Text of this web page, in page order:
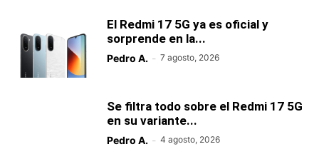
El Redmi 17 5G ya es oficial y
sorprende en la...
Pedro A. - 7 agosto, 2026
Se filtra todo sobre el Redmi 17 5G
en su variante...
Pedro A. - 4 agosto, 2026